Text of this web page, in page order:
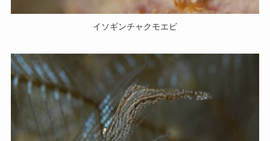
イソギンチャクモエビ